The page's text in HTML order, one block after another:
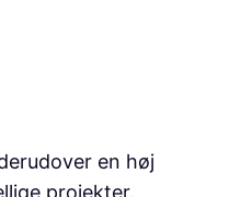
en høj
projekter.